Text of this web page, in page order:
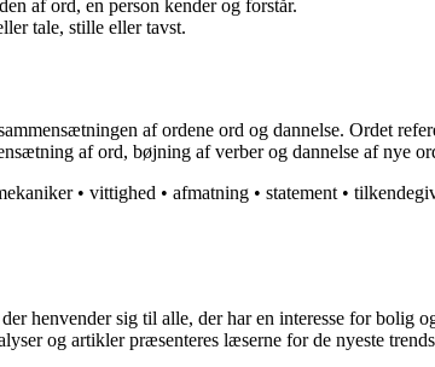
af ord, en person kender og forstår.
tale, stille eller tavst.
af ordene ord og dannelse. Ordet
af ord, bøjning af verber og dannelse af nye
• vittighed • afmatning • statement •
henvender sig til alle, der har en interesse for bolig
og artikler præsenteres læserne for de nyeste